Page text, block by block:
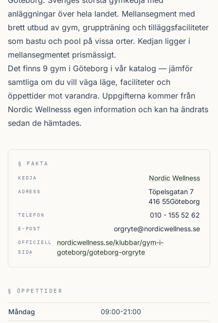
anläggningar över hela landet. Mellansegment med
brett utbud av gym, gruppträning och tilläggsfaciliteter
som bastu och pool på vissa orter. Kedjan ligger i
mellansegmentet prismässigt.
Det finns 9 gym i Göteborg i vår katalog — jämför
samtliga om du vill väga läge, faciliteter och
öppettider mot varandra. Uppgifterna kommer från
Nordic Wellnesss egen information och kan ha ändrats
sedan de hämtades.
§ FAKTA
KEDJA Nordic Wellness
ADRESS
Töpelsgatan 7
416 55Göteborg
TELEFON 010 - 155 52 62
E-POST orgryte@nordicwellness.se
OFFICIELL
SIDA
nordicwellness.se/klubbar/gym-i-
goteborg/goteborg-orgryte
§ ÖPPETTIDER
Måndag 09:00-21:00